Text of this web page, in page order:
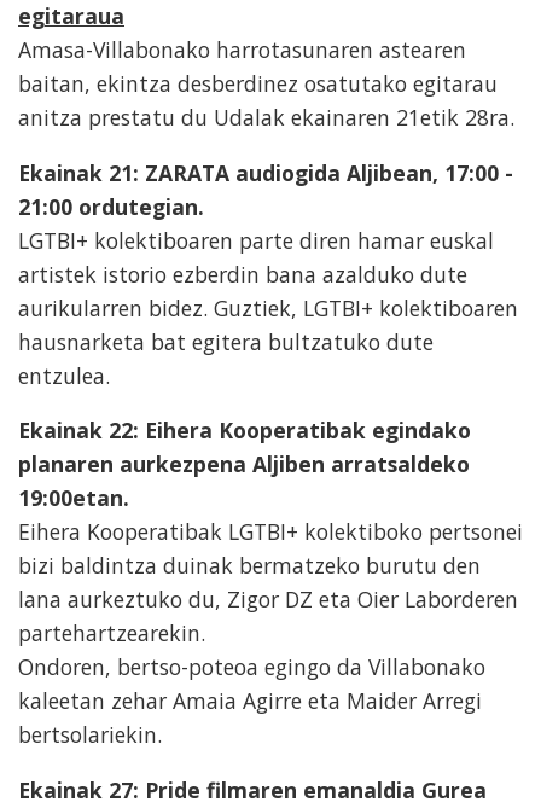
egitaraua
Amasa-Villabonako harrotasunaren astearen
baitan, ekintza desberdinez osatutako egitarau
anitza prestatu du Udalak ekainaren 21etik 28ra.
Ekainak 21: ZARATA audiogida Aljibean, 17:00 -
21:00 ordutegian.
LGTBI+ kolektiboaren parte diren hamar euskal
artistek istorio ezberdin bana azalduko dute
aurikularren bidez. Guztiek, LGTBI+ kolektiboaren
hausnarketa bat egitera bultzatuko dute
entzulea.
Ekainak 22: Eihera Kooperatibak egindako
planaren aurkezpena Aljiben arratsaldeko
19:00etan.
Eihera Kooperatibak LGTBI+ kolektiboko pertsonei
bizi baldintza duinak bermatzeko burutu den
lana aurkeztuko du, Zigor DZ eta Oier Laborderen
partehartzearekin.
Ondoren, bertso-poteoa egingo da Villabonako
kaleetan zehar Amaia Agirre eta Maider Arregi
bertsolariekin.
Ekainak 27: Pride filmaren emanaldia Gurea